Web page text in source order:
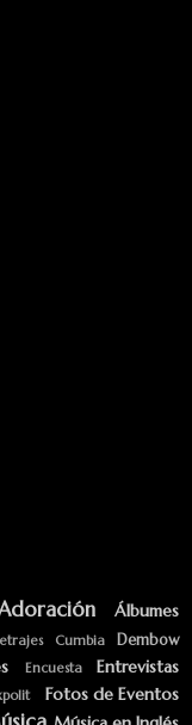
Álbumes
Cumbia
Dembow
Encuesta Entrevistas
Fotos de Eventos